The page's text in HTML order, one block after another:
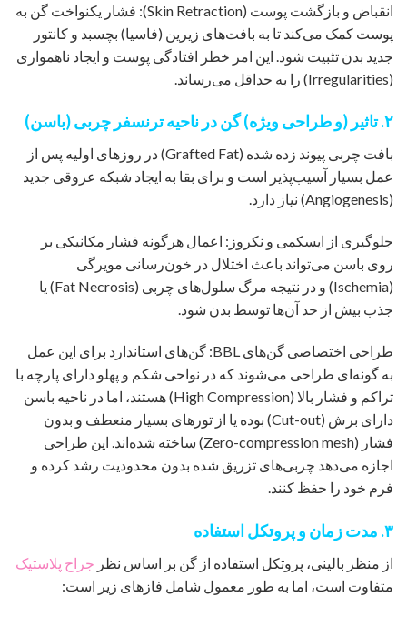
انقباض و بازگشت پوست (Skin Retraction): فشار یکنواخت گن به
پوست کمک می‌کند تا به بافت‌های زیرین (فاسیا) بچسبد و کانتور
جدید بدن تثبیت شود. این امر خطر افتادگی پوست و ایجاد ناهمواری
(Irregularities) را به حداقل می‌رساند.
۲. تاثیر (و طراحی ویژه) گن در ناحیه ترنسفر چربی (باسن)
بافت چربی پیوند زده شده (Grafted Fat) در روزهای اولیه پس از
عمل بسیار آسیب‌پذیر است و برای بقا به ایجاد شبکه عروقی جدید
(Angiogenesis) نیاز دارد.
جلوگیری از ایسکمی و نکروز: اعمال هرگونه فشار مکانیکی بر
روی باسن می‌تواند باعث اختلال در خون‌رسانی مویرگی
(Ischemia) و در نتیجه مرگ سلول‌های چربی (Fat Necrosis) یا
جذب بیش از حد آن‌ها توسط بدن شود.
طراحی اختصاصی گن‌های BBL: گن‌های استاندارد برای این عمل
به گونه‌ای طراحی می‌شوند که در نواحی شکم و پهلو دارای پارچه با
تراکم و فشار بالا (High Compression) هستند، اما در ناحیه باسن
دارای برش (Cut-out) بوده یا از تورهای بسیار منعطف و بدون
فشار (Zero-compression mesh) ساخته شده‌اند. این طراحی
اجازه می‌دهد چربی‌های تزریق شده بدون محدودیت رشد کرده و
فرم خود را حفظ کنند.
۳. مدت زمان و پروتکل استفاده
از منظر بالینی، پروتکل استفاده از گن بر اساس نظر جراح پلاستیک
متفاوت است، اما به طور معمول شامل فازهای زیر است: